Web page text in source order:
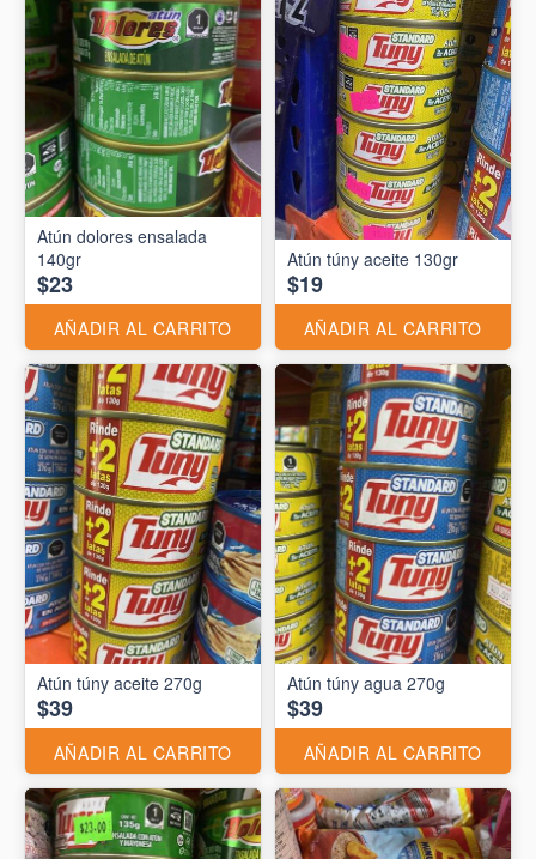
Atún dolores ensalada
140gr
$23
AÑADIR AL CARRITO
Atún túny aceite 130gr
$19
AÑADIR AL CARRITO
Atún túny aceite 270g
$39
AÑADIR AL CARRITO
Atún túny agua 270g
$39
AÑADIR AL CARRITO